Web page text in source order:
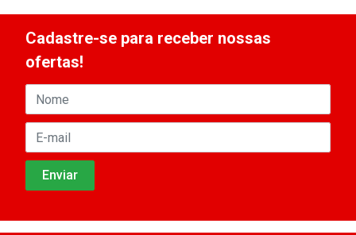
Cadastre-se para receber nossas
ofertas!